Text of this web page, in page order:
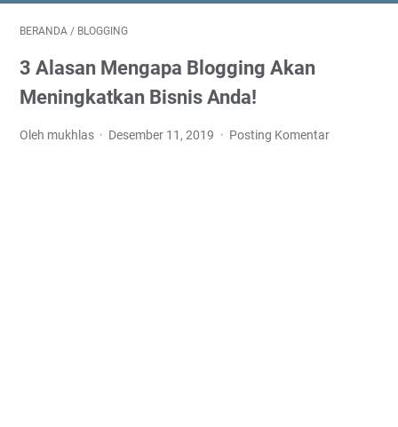
BERANDA / BLOGGING
3 Alasan Mengapa Blogging Akan
Meningkatkan Bisnis Anda!
Oleh mukhlas Desember 11, 2019 Posting Komentar